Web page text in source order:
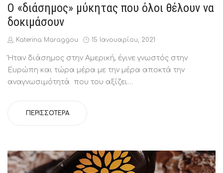
Ο «διάσημος» μύκητας που όλοι θέλουν να
δοκιμάσουν
by
Katerina Maraggou
Posted
15 Ιανουαρίου, 2021
Ήταν διάσημος στην Αμερική, έγινε γνωστός στην
Ευρώπη και τώρα μέρα με την μέρα αποκτά την
αναγνωσιμότητά που του αξίζει…
ΠΕΡΙΣΣΌΤΕΡΑ